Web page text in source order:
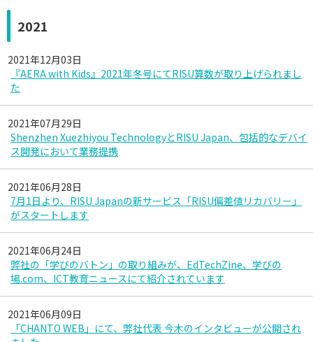
2021
2021年12月03日
『AERA with Kids』2021年冬号にてRISU算数が取り上げられまし
た
2021年07月29日
Shenzhen Xuezhiyou TechnologyとRISU Japan、包括的なデバイ
ス開発において業務提携
2021年06月28日
7月1日より、RISU Japanの新サービス「RISU偏差値リカバリー」
がスタートします
2021年06月24日
弊社の「学びのバトン」の取り組みが、EdTechZine、学びの
場.com、ICT教育ニュースにて紹介されています
2021年06月09日
「CHANTO WEB」にて、弊社代表 今木のインタビューが公開され